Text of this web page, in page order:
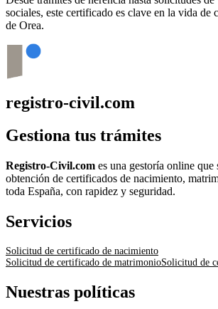
sociales, este certificado es clave en la vida de
de Orea.
registro-civil.com
Gestiona tus trámites
Registro-Civil.com es una gestoría online
obtención de certificados de nacimiento,
toda España, con rapidez y seguridad.
Servicios
Solicitud de certificado de nacimiento
Solicitud de certificado de matrimonioSolicitud de
Nuestras políticas